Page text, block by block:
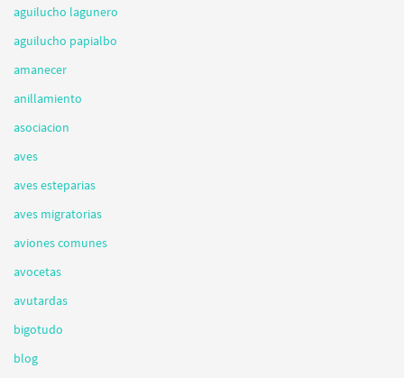
aguilucho lagunero
aguilucho papialbo
amanecer
anillamiento
asociacion
aves
aves esteparias
aves migratorias
aviones comunes
avocetas
avutardas
bigotudo
blog